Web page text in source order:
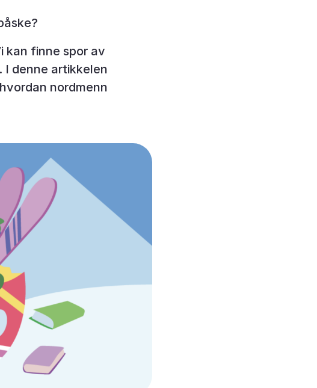
kan finne spor av
I denne artikkelen
nordmenn